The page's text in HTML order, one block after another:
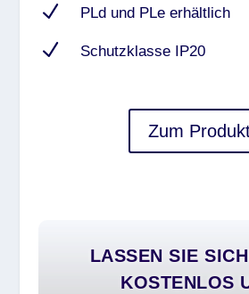
N PLd und PLe erhältlich
N Schutzklasse IP20
Zum
LASSEN SIE
KOSTENLOS